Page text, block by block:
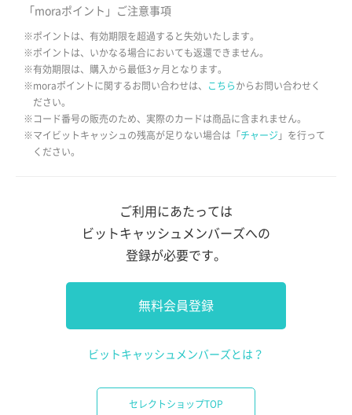
「moraポイント」ご注意事項
※ポイントは、有効期限を超過すると失効いたします。
※ポイントは、いかなる場合においても返還できません。
※有効期限は、購入から最低3ヶ月となります。
※moraポイントに関するお問い合わせは、
こちら からお問い合わせく
ださい。
※コード番号の販売のため、実際のカードは商品に含まれません。
※マイビットキャッシュの残高が足りない場合は「 チャージ 」を行って
ください。
ご利用にあたっては
ビットキャッシュメンバーズへの
登録が必要です。
無料会員登録
ビットキャッシュメンバーズとは？
セレクトショップTOP